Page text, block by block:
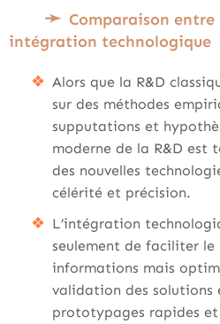
Comparaison entre
intégration technologique
Alors que la R&D
sur des méthodes
supputations et
moderne de la R&D est
des nouvelles
célérité et précision.
L’intégration
seulement de faciliter
informations mais
validation des solutions
prototypages rapides